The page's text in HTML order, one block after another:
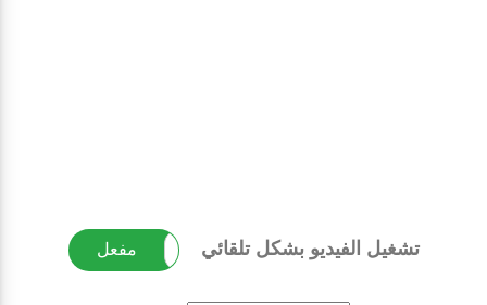
تشغيل الفيديو بشكل تلقائي مفعل غير مفعل